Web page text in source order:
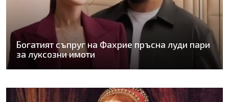
Богатият съпруг на Фахрие пръсна луди пари
за луксозни имоти